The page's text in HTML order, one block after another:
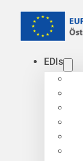
EDIs